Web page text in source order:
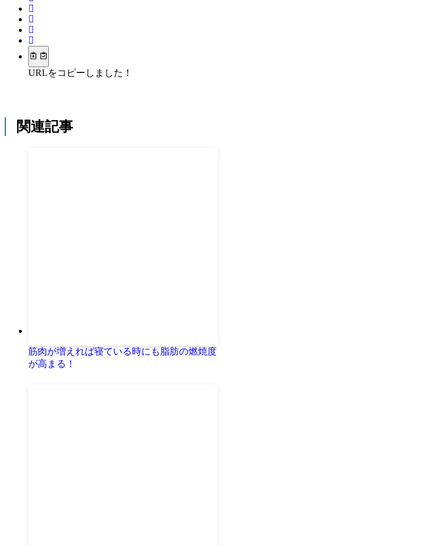
URLをコピーしました！
関連記事
筋肉が増えれば寝ている時にも脂肪の燃焼度
が高まる！